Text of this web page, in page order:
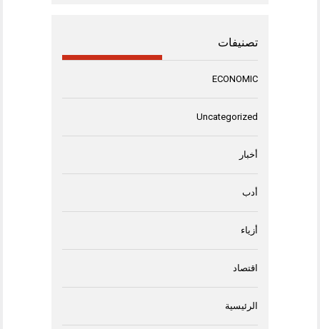
تصنيفات
ECONOMIC
Uncategorized
أخبار
أدب
أزياء
اقتصاد
الرئيسية